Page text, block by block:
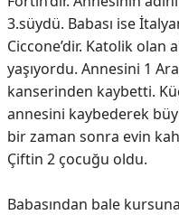
3.süydü. Babası ise
Ciccone’dir. Katolik
yaşıyordu. Annesini 1
kanserinden kaybetti.
annesini kaybederek
bir zaman sonra evin
Çiftin 2 çocuğu oldu.
Babasından bale